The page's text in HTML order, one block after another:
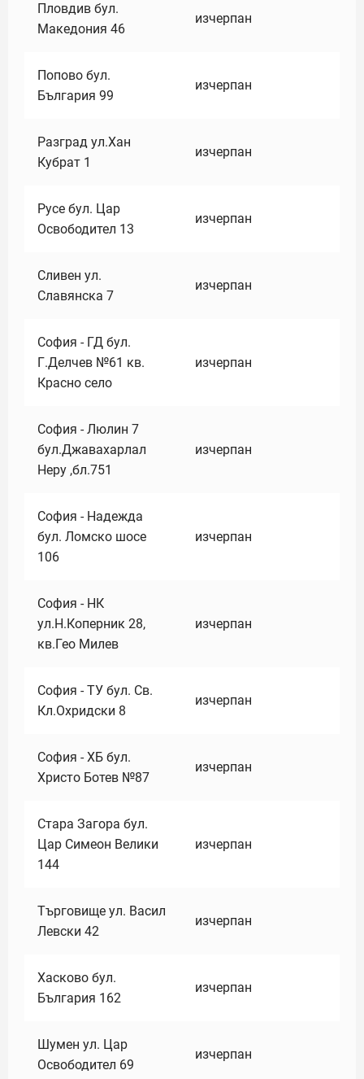
Пловдив бул.
Македония 46
изчерпан
Попово бул.
България 99
изчерпан
Разград ул.Хан
Кубрат 1
изчерпан
Русе бул. Цар
Освободител 13
изчерпан
Сливен ул.
Славянска 7
изчерпан
София - ГД бул.
Г.Делчев №61 кв.
Красно село
изчерпан
София - Люлин 7
бул.Джавахарлал
Неру ,бл.751
изчерпан
София - Надежда
бул. Ломско шосе
106
изчерпан
София - НК
ул.Н.Коперник 28,
кв.Гео Милев
изчерпан
София - ТУ бул. Св.
Кл.Охридски 8
изчерпан
София - ХБ бул.
Христо Ботев №87
изчерпан
Стара Загора бул.
Цар Симеон Велики
144
изчерпан
Търговище ул. Васил
Левски 42
изчерпан
Хасково бул.
България 162
изчерпан
Шумен ул. Цар
Освободител 69
изчерпан